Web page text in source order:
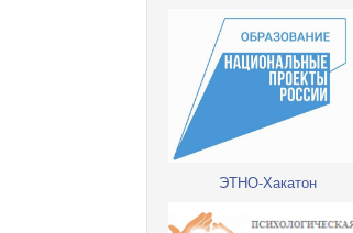
ЭТНО-Хакатон